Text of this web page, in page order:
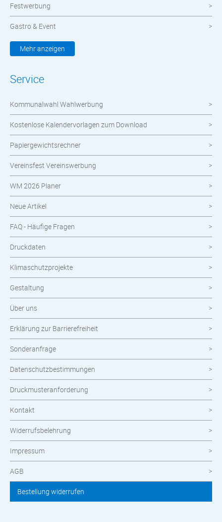
Festwerbung
Gastro & Event
Kleidung & Textilien
meinOrt
Nachhaltige Produkte
Wahlen
Neuheiten im Shop
Mehr anzeigen
Service
Kommunalwahl Wahlwerbung
Kostenlose Kalendervorlagen zum Download
Papiergewichtsrechner
Vereinsfest Vereinswerbung
WM 2026 Planer
Neue Artikel
FAQ - Häufige Fragen
Druckdaten
Klimaschutzprojekte
Gestaltung
Über uns
Erklärung zur Barrierefreiheit
Sonderanfrage
Datenschutzbestimmungen
Druckmusteranforderung
Kontakt
Widerrufsbelehrung
Impressum
AGB
Bestellung widerrufen